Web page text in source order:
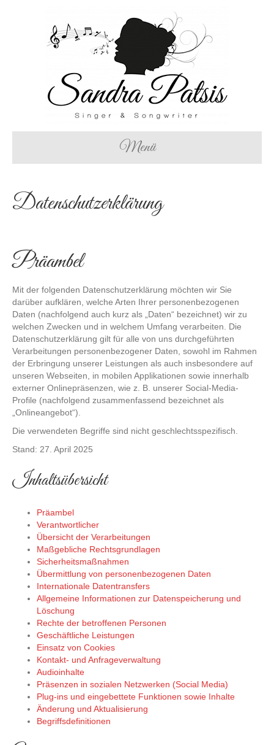
Menü
Datenschutzerklärung
Präambel
Mit der folgenden Datenschutzerklärung möchten wir Sie
darüber aufklären, welche Arten Ihrer personenbezogenen
Daten (nachfolgend auch kurz als „Daten“ bezeichnet) wir zu
welchen Zwecken und in welchem Umfang verarbeiten. Die
Datenschutzerklärung gilt für alle von uns durchgeführten
Verarbeitungen personenbezogener Daten, sowohl im Rahmen
der Erbringung unserer Leistungen als auch insbesondere auf
unseren Webseiten, in mobilen Applikationen sowie innerhalb
externer Onlinepräsenzen, wie z. B. unserer Social-Media-
Profile (nachfolgend zusammenfassend bezeichnet als
„Onlineangebot“).
Die verwendeten Begriffe sind nicht geschlechtsspezifisch.
Stand: 27. April 2025
Inhaltsübersicht
Präambel
Verantwortlicher
Übersicht der Verarbeitungen
Maßgebliche Rechtsgrundlagen
Sicherheitsmaßnahmen
Übermittlung von personenbezogenen Daten
Internationale Datentransfers
Allgemeine Informationen zur Datenspeicherung und
Löschung
Rechte der betroffenen Personen
Geschäftliche Leistungen
Einsatz von Cookies
Kontakt- und Anfrageverwaltung
Audioinhalte
Präsenzen in sozialen Netzwerken (Social Media)
Plug-ins und eingebettete Funktionen sowie Inhalte
Änderung und Aktualisierung
Begriffsdefinitionen